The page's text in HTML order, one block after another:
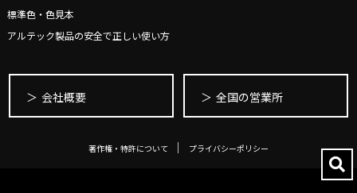
標準色・色見本
アルテック製品の安全で正しい使い方
会社概要 全国の営業所
著作権・特許について プライバシーポリシー